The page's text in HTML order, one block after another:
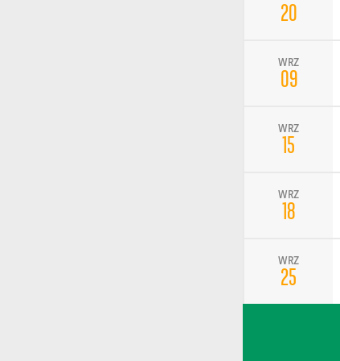
20
WRZ
09
WRZ
15
WRZ
18
WRZ
25